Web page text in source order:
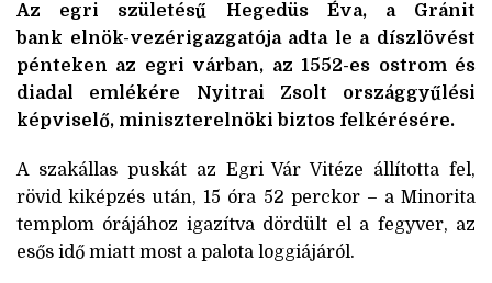
Az egri születésű Hegedüs Éva, a Gránit
bank elnök-vezérigazgatója adta le a díszlövést
pénteken az egri várban, az 1552-es ostrom és
diadal emlékére Nyitrai Zsolt országgyűlési
képviselő, miniszterelnöki biztos felkérésére.
A szakállas puskát az Egri Vár Vitéze állította fel,
rövid kiképzés után, 15 óra 52 perckor – a Minorita
templom órájához igazítva dördült el a fegyver, az
esős idő miatt most a palota loggiájáról.